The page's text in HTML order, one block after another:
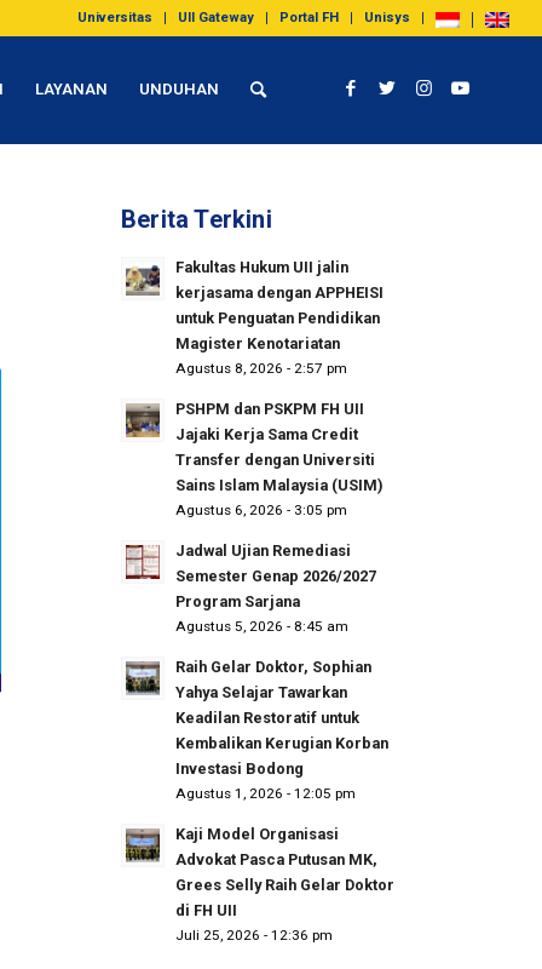
Universitas UII Gateway Portal FH Unisys
LAYANAN UNDUHAN
Berita Terkini
Fakultas Hukum UII jalin
kerjasama dengan APPHEISI
untuk Penguatan Pendidikan
Magister Kenotariatan
Agustus 8, 2026 - 2:57 pm
PSHPM dan PSKPM FH UII
Jajaki Kerja Sama Credit
Transfer dengan Universiti
Sains Islam Malaysia (USIM)
Agustus 6, 2026 - 3:05 pm
Jadwal Ujian Remediasi
Semester Genap 2026/2027
Program Sarjana
Agustus 5, 2026 - 8:45 am
Raih Gelar Doktor, Sophian
Yahya Selajar Tawarkan
Keadilan Restoratif untuk
Kembalikan Kerugian Korban
Investasi Bodong
Agustus 1, 2026 - 12:05 pm
Kaji Model Organisasi
Advokat Pasca Putusan MK,
Grees Selly Raih Gelar Doktor
di FH UII
Juli 25, 2026 - 12:36 pm